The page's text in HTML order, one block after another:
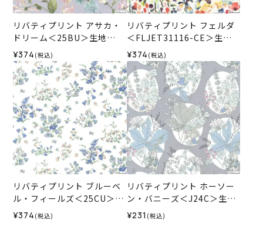
リバティプリント アサカ・
ドリーム＜25BU＞生地
（リバティ・ファブリック
ス）2025AW
¥374 (税込)
リバティプリント フェルダ
＜FLJET31116-CE＞生地
（リバティ・ファブリック
ス）2025SS
¥374 (税込)
リバティプリント ブルーベ
ル・フィールズ＜25CU＞生
地 （リバティ・ファブリッ
クス）2025AW
¥374 (税込)
リバティプリント ホーソー
ン・バニーズ＜J24C＞生地
（リバティ・ファブリック
ス）2024SS
¥231 (税込)